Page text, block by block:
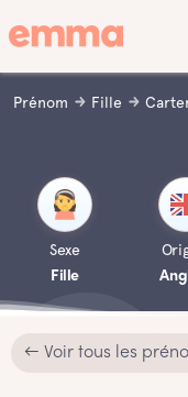
Prénom Fille
Sexe
Fille
← Voir tous les